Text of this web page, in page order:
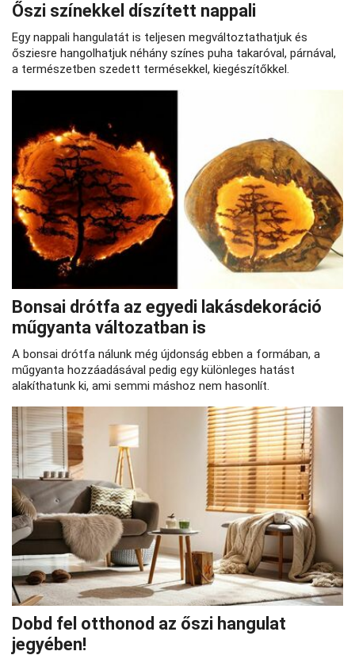
Őszi színekkel díszített nappali
Egy nappali hangulatát is teljesen megváltoztathatjuk és
ősziesre hangolhatjuk néhány színes puha takaróval, párnával,
a természetben szedett termésekkel, kiegészítőkkel.
Bonsai drótfa az egyedi lakásdekoráció
műgyanta változatban is
A bonsai drótfa nálunk még újdonság ebben a formában, a
műgyanta hozzáadásával pedig egy különleges hatást
alakíthatunk ki, ami semmi máshoz nem hasonlít.
Dobd fel otthonod az őszi hangulat
jegyében!